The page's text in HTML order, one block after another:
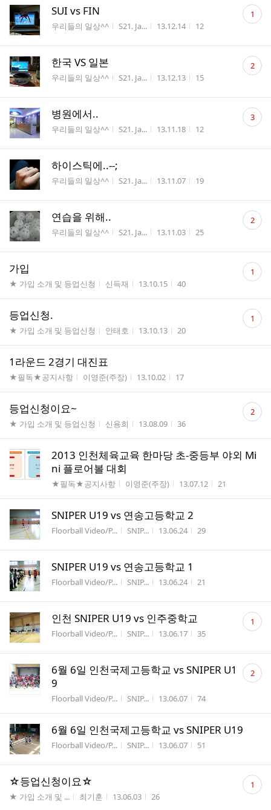
SUI vs FIN
게시판명
우리들의 일상^^ 작성자
S21. Ja... 작성시간
13.12.14 조회수
12
댓
글 1
한국 VS 일본
게시판명
우리들의 일상^^ 작성자
S21. Ja... 작성시간
13.12.13 조회수
15
댓
글 2
병원에서..
게시판명
우리들의 일상^^ 작성자
S21. Ja... 작성시간
13.11.18 조회수
12
댓
글 3
하이스틱에..--;
게시판명
우리들의 일상^^ 작성자
S21. Ja... 작성시간
13.11.07 조회수
19
연습을 위해..
게시판명
우리들의 일상^^ 작성자
S21. Ja... 작성시간
13.11.03 조회수
25
댓
글 2
가입
게시판명
★ 가입 소개 및 등업신청 작성자
신득재 작성시간
13.10.15 조회수
40
댓
글 1
등업신청.
게시판명
★ 가입 소개 및 등업신청 작성자
안태호 작성시간
13.10.13 조회수
20
댓
글 1
1라운드 2경기 대진표
게시판명
★필독★공지사항 작성자
이영준(주장) 작성시간
13.10.02 조회수
17
등업신청이요~
게시판명
★ 가입 소개 및 등업신청 작성자
신용희 작성시간
13.08.09 조회수
36
댓
글 2
2013 인천체육교육 한마당 초-중등부 야외 Mi
ni 플로어볼 대회
게시판명
★필독★공지사항 작성자
이영준(주장) 작성시간
13.07.12 조회수
21
SNIPER U19 vs 연송고등학교 2
게시판명
Floorball Video/P... 작성자
SNIP... 작성시간
13.06.24 조회수
29
SNIPER U19 vs 연송고등학교 1
게시판명
Floorball Video/P... 작성자
SNIP... 작성시간
13.06.24 조회수
21
인천 SNIPER U19 vs 인주중학교
게시판명
Floorball Video/P... 작성자
SNIP... 작성시간
13.06.17 조회수
35
댓
글 1
6월 6일 인천국제고등학교 vs SNIPER U1
9
게시판명
Floorball Video/P... 작성자
SNIP... 작성시간
13.06.07 조회수
74
댓
글 2
6월 6일 인천국제고등학교 vs SNIPER U19
게시판명
Floorball Video/P... 작성자
SNIP... 작성시간
13.06.07 조회수
51
☆등업신청이요☆
게시판명
★ 가입 소개 및 ... 작성자
최기훈 작성시간
13.06.03 조회수
26
댓
글 1